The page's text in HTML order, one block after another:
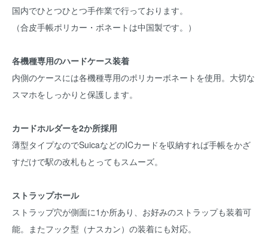
国内でひとつひとつ手作業で行っております。
（合皮手帳ポリカー・ボネートは中国製です。）
各機種専用のハードケース装着
内側のケースには各機種専用のポリカーボネートを使用。大切な
スマホをしっかりと保護します。
カードホルダーを2か所採用
薄型タイプなのでSuicaなどのICカードを収納すれば手帳をかざ
すだけで駅の改札もとってもスムーズ。
ストラップホール
ストラップ穴が側面に1か所あり、お好みのストラップも装着可
能。またフック型（ナスカン）の装着にも対応。